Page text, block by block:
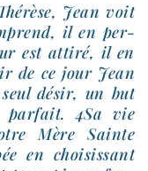
Jean voit
il en per­
est atti­ré, il en
de ce jour Jean
seul désir, un but
par­fait. 4Sa vie
Mère Sainte
en choi­sis­sant